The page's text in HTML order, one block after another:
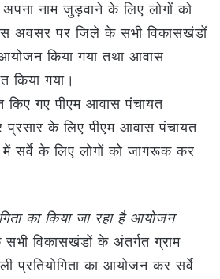
नाम जुड़वाने के लिए लोगों को
अवसर पर जिले के सभी विकासखंडों
किया गया तथा आवास
किया गया।
किए गए पीएम आवास पंचायत
प्रसार के लिए पीएम आवास पंचायत
सर्वे के लिए लोगों को जागरूक कर
का किया जा रहा है आयोजन
विकासखंडों के अंतर्गत ग्राम
प्रतियोगिता का आयोजन कर सर्वे